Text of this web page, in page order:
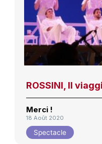
ROSSINI, Il
Merci !
18 Août 2020
Spectacle